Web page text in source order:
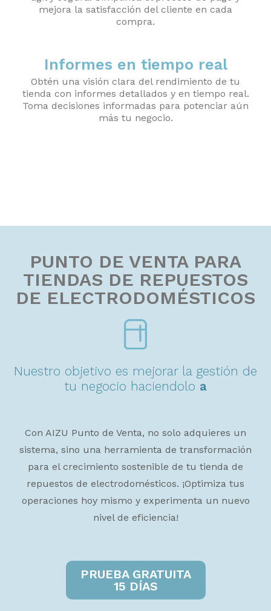
mejora la satisfacción del cliente en cada
compra.
Informes en tiempo real
Obtén una visión clara del rendimiento de tu
tienda con informes detallados y en tiempo real.
Toma decisiones informadas para potenciar aún
más tu negocio.
PUNTO DE VENTA PARA
TIENDAS DE REPUESTOS
DE ELECTRODOMÉSTICOS
Nuestro objetivo es mejorar la gestión de
tu negocio haciendolo ami ga
Con AIZU Punto de Venta, no solo adquieres un
sistema, sino una herramienta de transformación
para el crecimiento sostenible de tu tienda de
repuestos de electrodomésticos. ¡Optimiza tus
operaciones hoy mismo y experimenta un nuevo
nivel de eficiencia!
PRUEBA GRATUITA
15 DÍAS